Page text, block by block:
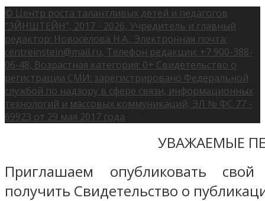
© Центр роста талантливых детей и педагогов
"ЭЙНШТЕЙН", 2017 - 2026, Учредитель и главный
редактор: Новоселова Н.А., Электронная почта:
centreinstein@mail.ru, Телефон редакции: +7 900-388-
06-48, Возрастная категория: 0+ Свидетельство о
регистрации СМИ: зарегистрировано Федеральной
службой по надзору в сфере связи, информационных
технологий и массовых коммуникаций, ЭЛ № ФС 77 -
69923 от 29 мая 2017 года
УВАЖАЕМЫЕ
Приглашаем опубликовать
получить Свидетельство о